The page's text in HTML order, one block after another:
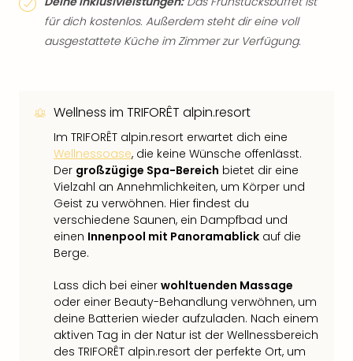
für dich kostenlos. Außerdem steht dir eine voll
ausgestattete Küche im Zimmer zur Verfügung.
Wellness im TRIFORÊT alpin.resort
Im TRIFORÊT alpin.resort erwartet dich eine
Wellnessoase, die keine Wünsche offenlässt.
Der großzügige Spa-Bereich bietet dir eine
Vielzahl an Annehmlichkeiten, um Körper und
Geist zu verwöhnen. Hier findest du
verschiedene Saunen, ein Dampfbad und
einen Innenpool mit Panoramablick auf die
Berge.
Lass dich bei einer wohltuenden Massage
oder einer Beauty-Behandlung verwöhnen, um
deine Batterien wieder aufzuladen. Nach einem
aktiven Tag in der Natur ist der Wellnessbereich
des TRIFORÊT alpin.resort der perfekte Ort, um